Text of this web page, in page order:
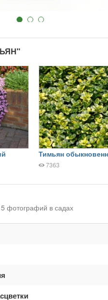
Тимьян
7363
5 фотографий в садах